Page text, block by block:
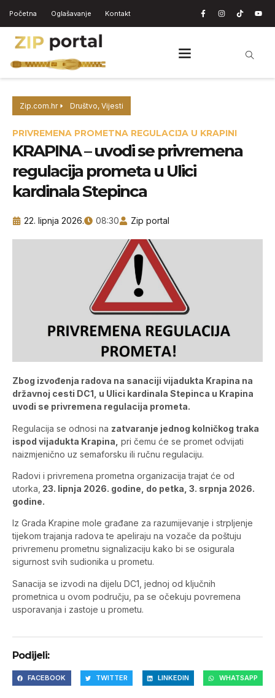
Početna Oglašavanje Kontakt
Zip.com.hr Društvo, Vijesti
PRIVREMENA PROMETNA REGULACIJA U KRAPINI
KRAPINA – uvodi se privremena
regulacija prometa u Ulici
kardinala Stepinca
22. lipnja 2026. 08:30 Zip portal
Zbog izvođenja radova na sanaciji vijadukta Krapina na
državnoj cesti DC1, u Ulici kardinala Stepinca u Krapina
uvodi se privremena regulacija prometa.
Regulacija se odnosi na zatvaranje jednog kolničkog traka
ispod vijadukta Krapina, pri čemu će se promet odvijati
naizmjenično uz semaforsku ili ručnu regulaciju.
Radovi i privremena prometna organizacija trajat će od
utorka, 23. lipnja 2026. godine, do petka, 3. srpnja 2026.
godine.
Iz Grada Krapine mole građane za razumijevanje i strpljenje
tijekom trajanja radova te apeliraju na vozače da poštuju
privremenu prometnu signalizaciju kako bi se osigurala
sigurnost svih sudionika u prometu.
Sanacija se izvodi na dijelu DC1, jednoj od ključnih
prometnica u ovom području, pa se očekuju povremena
usporavanja i zastoje u prometu.
Podijeli:
FACEBOOK TWITTER LINKEDIN WHATSAPP